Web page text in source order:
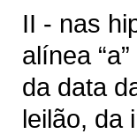
II - nas
alínea
da data
leilão, da